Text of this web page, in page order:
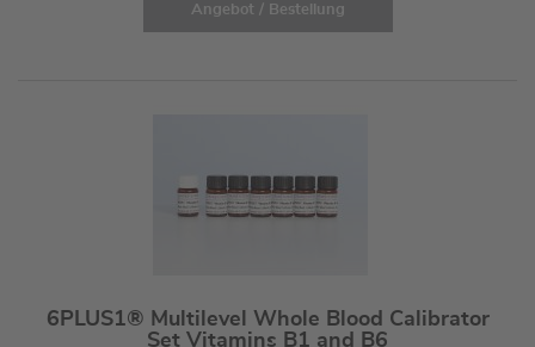
Angebot / Bestellung
6PLUS1® Multilevel Whole Blood Calibrator
Set Vitamins B1 and B6